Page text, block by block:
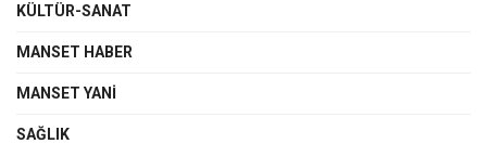
KÜLTÜR-SANAT
MANSET HABER
MANSET YANI
SAĞLIK